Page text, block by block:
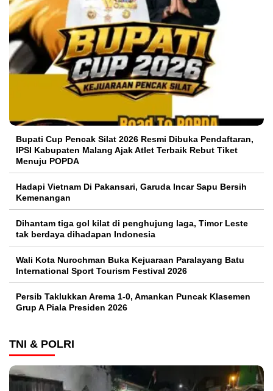
Bupati Cup Pencak Silat 2026 Resmi Dibuka Pendaftaran,
IPSI Kabupaten Malang Ajak Atlet Terbaik Rebut Tiket
Menuju POPDA
Hadapi Vietnam Di Pakansari, Garuda Incar Sapu Bersih
Kemenangan
Dihantam tiga gol kilat di penghujung laga, Timor Leste
tak berdaya dihadapan Indonesia
Wali Kota Nurochman Buka Kejuaraan Paralayang Batu
International Sport Tourism Festival 2026
Persib Taklukkan Arema 1-0, Amankan Puncak Klasemen
Grup A Piala Presiden 2026
TNI & POLRI